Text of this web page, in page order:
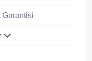
Garantisi